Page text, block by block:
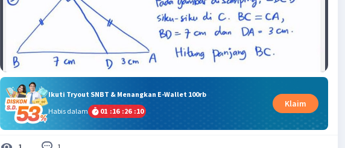
Ikuti Tryout SNBT & Menangkan E-Wallet 100rb
Habis dalam
01 :16 :26 :09
Klaim